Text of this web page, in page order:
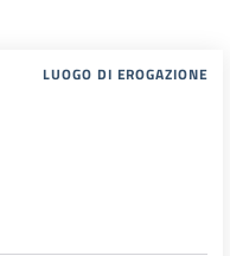
LUOGO DI EROGAZIONE